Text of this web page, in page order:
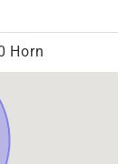
Horn